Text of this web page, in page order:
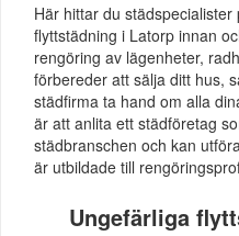
Här hittar du
flyttstädning i Latorp innan
rengöring av lägenheter,
förbereder att sälja ditt hus,
städfirma ta hand om alla
är att anlita ett städföretag
städbranschen och kan
är utbildade till
Ungefärliga